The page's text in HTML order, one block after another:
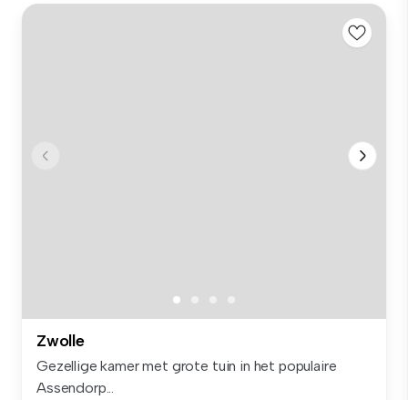
Zwolle
Gezellige kamer met grote tuin in het populaire
Assendorp...